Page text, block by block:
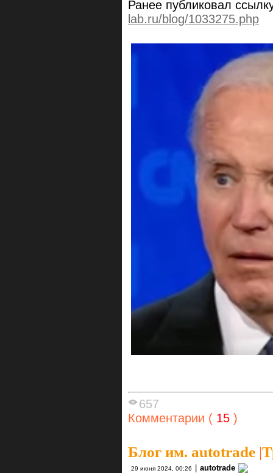
Ранее публиковал
lab.ru/blog/1033275.php
657
Комментарии ( 15 )
Блог им. autotrade |
29 июня 2024, 00:26 autotrade